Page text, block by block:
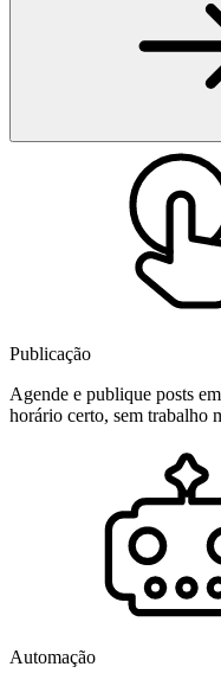
Publicação
Agende e publique posts
horário certo, sem trabalho
Automação